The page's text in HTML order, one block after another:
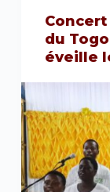
du
éveille